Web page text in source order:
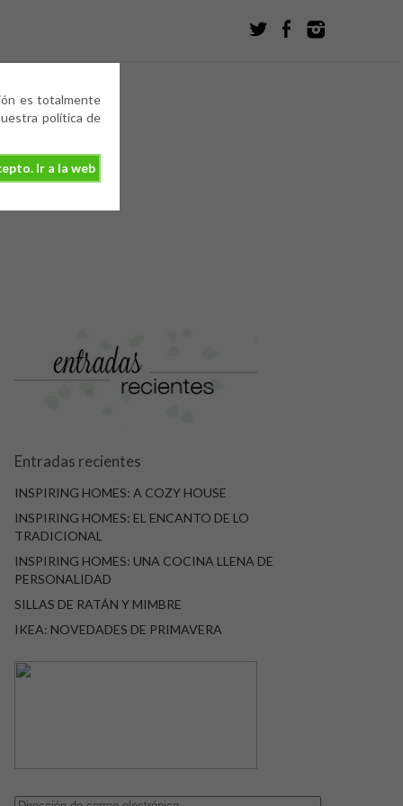
es totalmente
política de
Ir a la web
Entradas recientes
INSPIRING HOMES: A COZY HOUSE
INSPIRING HOMES: EL ENCANTO DE LO
TRADICIONAL
INSPIRING HOMES: UNA COCINA LLENA DE
PERSONALIDAD
SILLAS DE RATÁN Y MIMBRE
IKEA: NOVEDADES DE PRIMAVERA